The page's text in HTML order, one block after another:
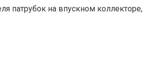
патрубок на впускном